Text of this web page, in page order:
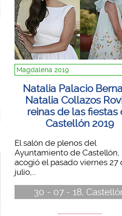
Magdalena 2019
Natalia Palacio
Natalia Collazos
reinas de las fiestas
Castellón 2019
El salón de plenos del
Ayuntamiento de Castellón,
acogió el pasado viernes 27
julio,...
30 - 07 - 18,